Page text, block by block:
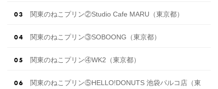
関東のねこプリン②Studio Cafe MARU（東京都）
関東のねこプリン③SOBOONG（東京都）
関東のねこプリン④WK2（東京都）
関東のねこプリン⑤HELLO!DONUTS 池袋パルコ店（東